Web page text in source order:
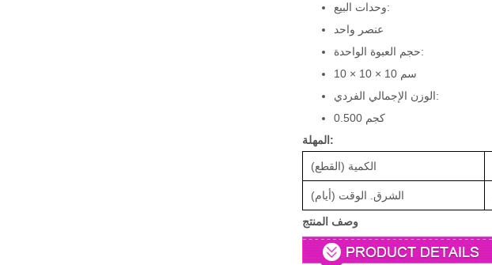
وحدات البيع:
عنصر واحد
حجم العبوة الواحدة:
10 × 10 × 10 سم
الوزن الإجمالي الفردي:
0.500 كجم
المهلة:
الكمية (القطع)
الشرق. الوقت (أيام)
وصف المنتج